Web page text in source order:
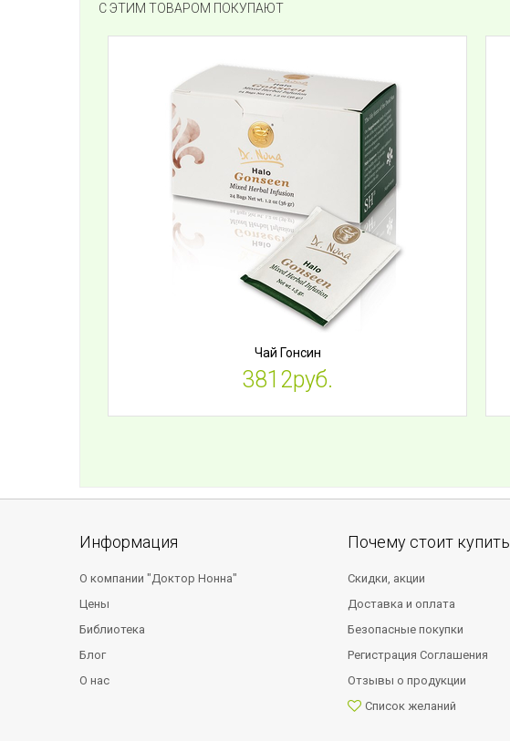
С ЭТИМ ТОВАРОМ ПОКУПАЮТ
Чай Гонсин
3812руб.
Информация
О компании "Доктор Нонна"
Цены
Библиотека
Блог
О нас
Почему стоит купить
Скидки, акции
Доставка и оплата
Безопасные покупки
Регистрация Соглашения
Отзывы о продукции
Список желаний